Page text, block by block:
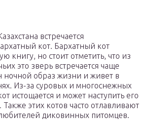
встречается
кот. Бархатный кот
книгу, но стоит отметить, что из
это зверь встречается чаще
ночной образ жизни и живет в
Из-за суровых и многоснежных
истощается и может наступить его
Также этих котов часто отлавливают
диковинных питомцев.